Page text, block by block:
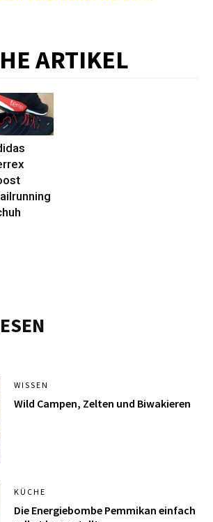
ARTIKEL
WISSEN
Wild Campen, Zelten und Biwakieren
KÜCHE
Die Energiebombe Pemmikan einfach